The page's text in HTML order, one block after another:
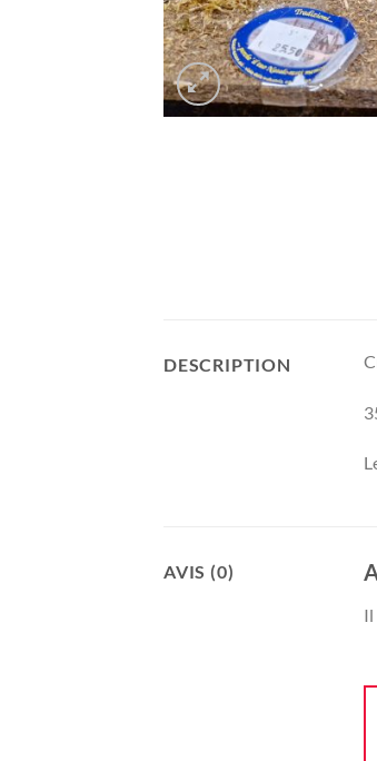
DESCRIPTION
AVIS (0)
Il